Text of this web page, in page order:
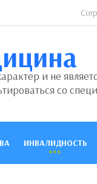
и не
со
ИНВАЛИДНОСТЬ